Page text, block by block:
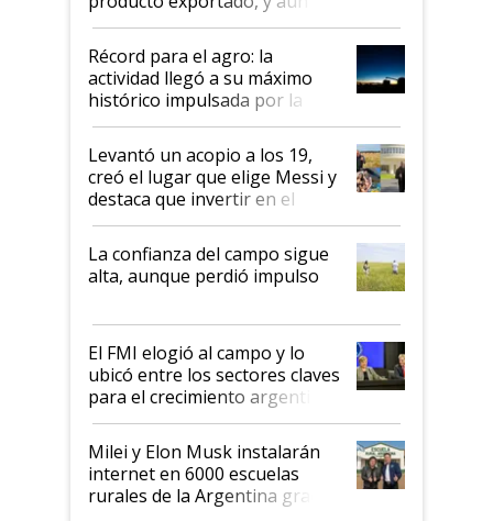
el agro aportó casi seis de cada
diez dólares y sostuvo el
liderazgo en un semestre
récord
Récord para el agro: la
actividad llegó a su máximo
histórico impulsada por la
cosecha y las exportaciones
Levantó un acopio a los 19,
creó el lugar que elige Messi y
destaca que invertir en el
kirchnerismo era como "darle
plata a un hijo para droga":
Juan Félix Rossetti, el libertario
que de una dura crisis salió
de Milei
La confianza del campo sigue
alta, aunque perdió impulso
El FMI elogió al campo y lo
ubicó entre los sectores claves
para el crecimiento argentino
Milei y Elon Musk instalarán
internet en 6000 escuelas
rurales de la Argentina gracias